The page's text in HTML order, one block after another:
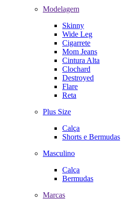
Modelagem
Skinny
Wide Leg
Cigarrete
Mom Jeans
Cintura Alta
Clochard
Destroyed
Flare
Reta
Plus Size
Calça
Shorts e Bermudas
Masculino
Calça
Bermudas
Marcas